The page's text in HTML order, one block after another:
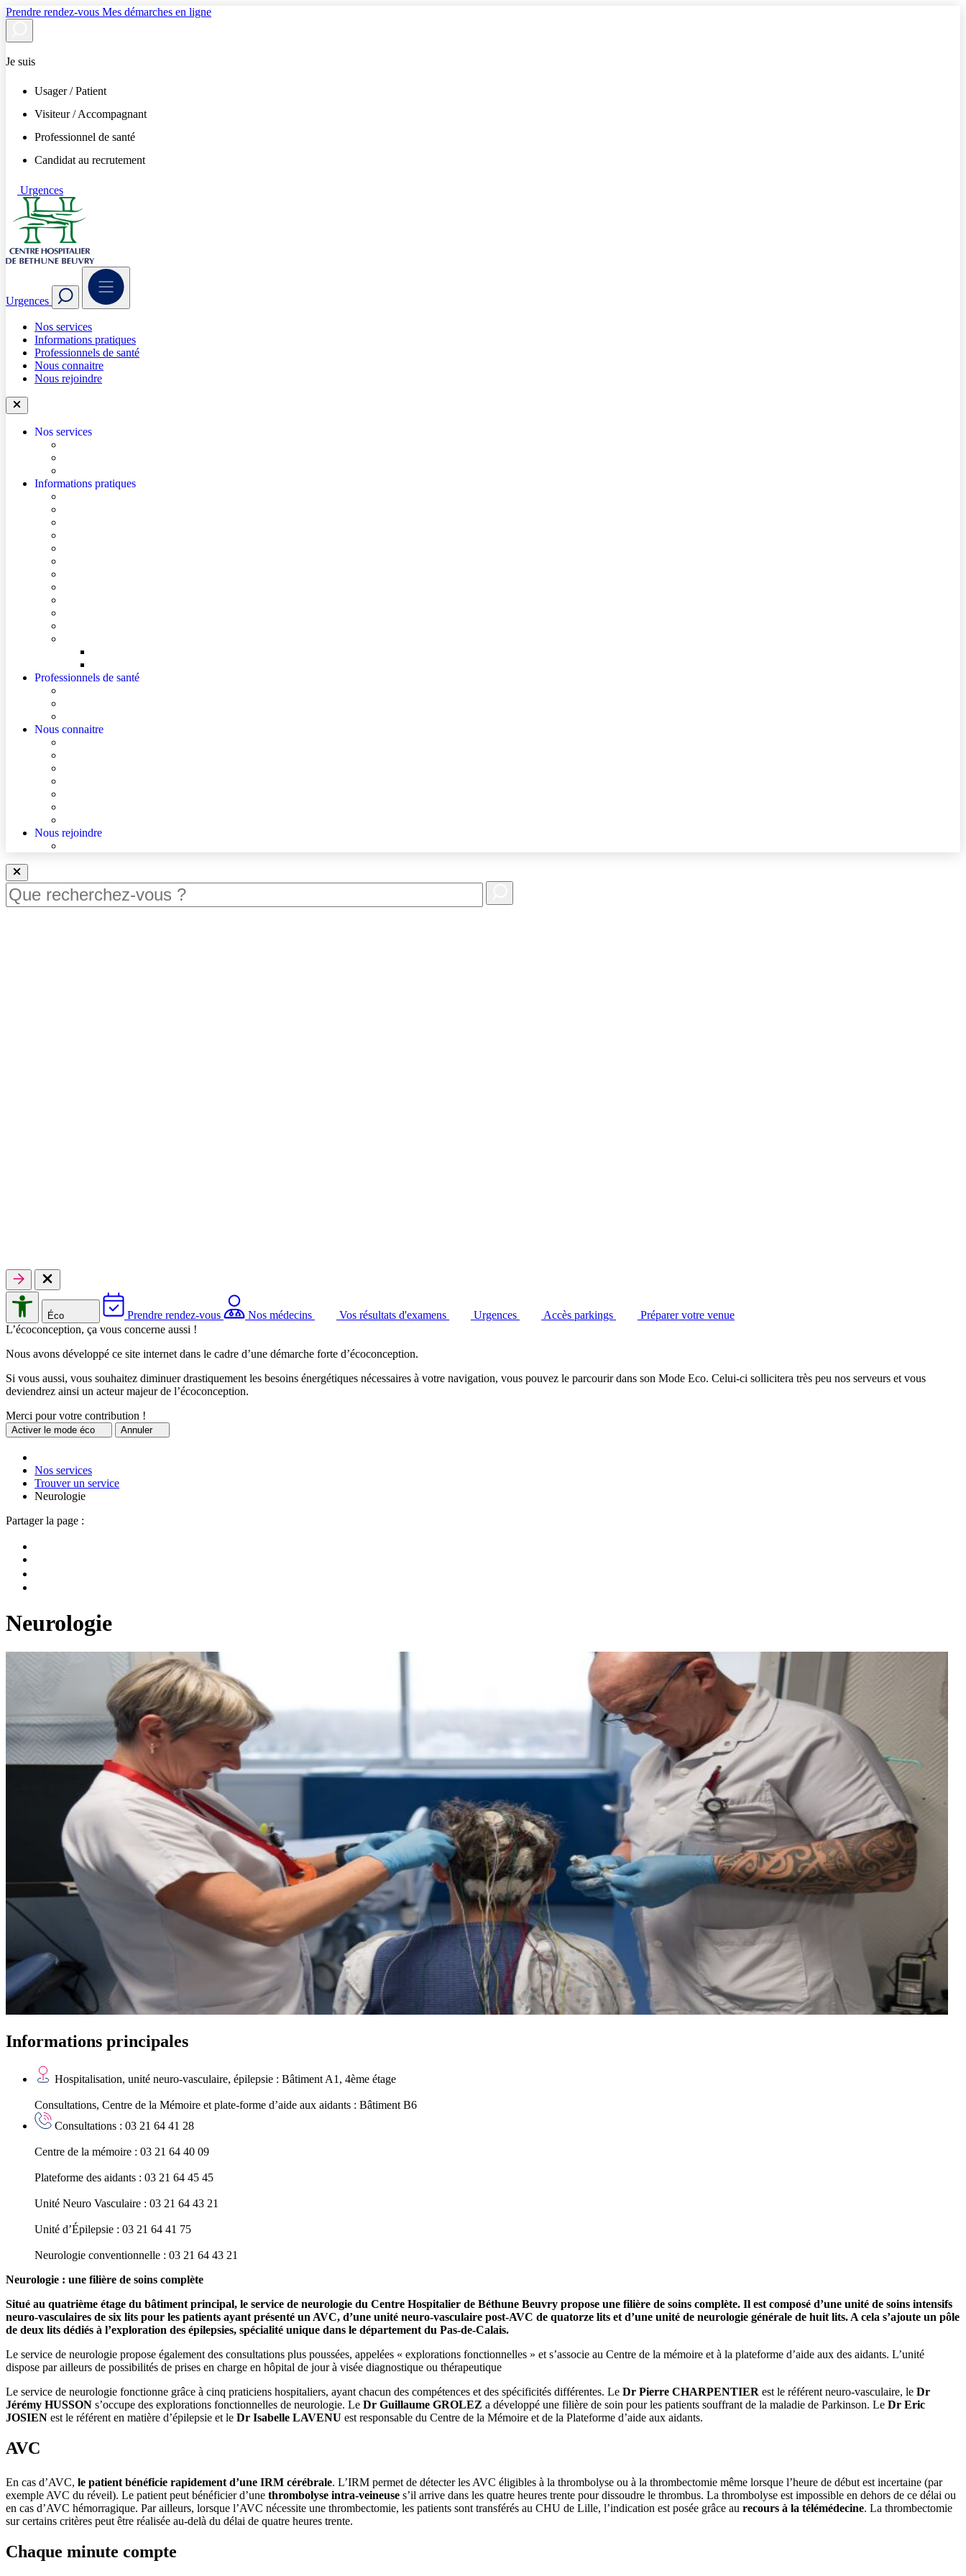
Prendre rendez-vous Mes démarches en ligne
Je suis
Usager / Patient
Visiteur / Accompagnant
Professionnel de santé
Candidat au recrutement
Urgences
Urgences
Nos services
Informations pratiques
Professionnels de santé
Nous connaitre
Nous rejoindre
Nos services
Informations pratiques
Professionnels de santé
Nous connaitre
Nous rejoindre
Éco Prendre rendez-vous Nos médecins Vos résultats d'examens Urgences Accès parkings
Préparer votre venue
L’écoconception, ça vous concerne aussi !
Nous avons développé ce site internet dans le cadre d’une démarche forte d’écoconception.
Si vous aussi, vous souhaitez diminuer drastiquement les besoins énergétiques nécessaires à votre navigation, vous pouvez le parcourir dans son Mode Eco. Celui-ci sollicitera très peu nos serveurs et vous
deviendrez ainsi un acteur majeur de l’écoconception.
Merci pour votre contribution !
Activerle mode éco Annuler
Nos services
Trouver un service
Neurologie
Partager la page :
Neurologie
Informations principales
Hospitalisation, unité neuro-vasculaire, épilepsie : Bâtiment A1, 4ème étage
Consultations, Centre de la Mémoire et plate-forme d’aide aux aidants : Bâtiment B6
Consultations : 03 21 64 41 28
Centre de la mémoire : 03 21 64 40 09
Plateforme des aidants : 03 21 64 45 45
Unité Neuro Vasculaire : 03 21 64 43 21
Unité d’Épilepsie : 03 21 64 41 75
Neurologie conventionnelle : 03 21 64 43 21
Neurologie : une filière de soins complète
Situé au quatrième étage du bâtiment principal, le service de neurologie du Centre Hospitalier de Béthune Beuvry propose une filière de soins complète. Il est composé d’une unité de soins intensifs
neuro-vasculaires de six lits pour les patients ayant présenté un AVC, d’une unité neuro-vasculaire post-AVC de quatorze lits et d’une unité de neurologie générale de huit lits. A cela s’ajoute un pôle
de deux lits dédiés à l’exploration des épilepsies, spécialité unique dans le département du Pas-de-Calais.
Le service de neurologie propose également des consultations plus poussées, appelées « explorations fonctionnelles » et s’associe au Centre de la mémoire et à la plateforme d’aide aux des aidants. L’unité
dispose par ailleurs de possibilités de prises en charge en hôpital de jour à visée diagnostique ou thérapeutique
Le service de neurologie fonctionne grâce à cinq praticiens hospitaliers, ayant chacun des compétences et des spécificités différentes. Le Dr Pierre CHARPENTIER est le référent neuro-vasculaire, le Dr
Jérémy HUSSON s’occupe des explorations fonctionnelles de neurologie. Le Dr Guillaume GROLEZ a développé une filière de soin pour les patients souffrant de la maladie de Parkinson. Le Dr Eric
JOSIEN est le référent en matière d’épilepsie et le Dr Isabelle LAVENU est responsable du Centre de la Mémoire et de la Plateforme d’aide aux aidants.
AVC
En cas d’AVC, le patient bénéficie rapidement d’une IRM cérébrale. L’IRM permet de détecter les AVC éligibles à la thrombolyse ou à la thrombectomie même lorsque l’heure de début est incertaine (par
exemple AVC du réveil). Le patient peut bénéficier d’une thrombolyse intra-veineuse s’il arrive dans les quatre heures trente pour dissoudre le thrombus. La thrombolyse est impossible en dehors de ce délai ou
en cas d’AVC hémorragique. Par ailleurs, lorsque l’AVC nécessite une thrombectomie, les patients sont transférés au CHU de Lille, l’indication est posée grâce au recours à la télémédecine. La thrombectomie
sur certains critères peut être réalisée au-delà du délai de quatre heures trente.
Chaque minute compte